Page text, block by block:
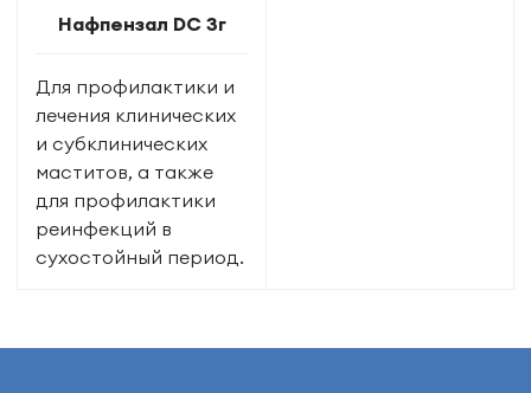
Нафпензал DC 3г
Для профилактики и
лечения клинических
и субклинических
маститов, а также
для профилактики
реинфекций в
сухостойный период.